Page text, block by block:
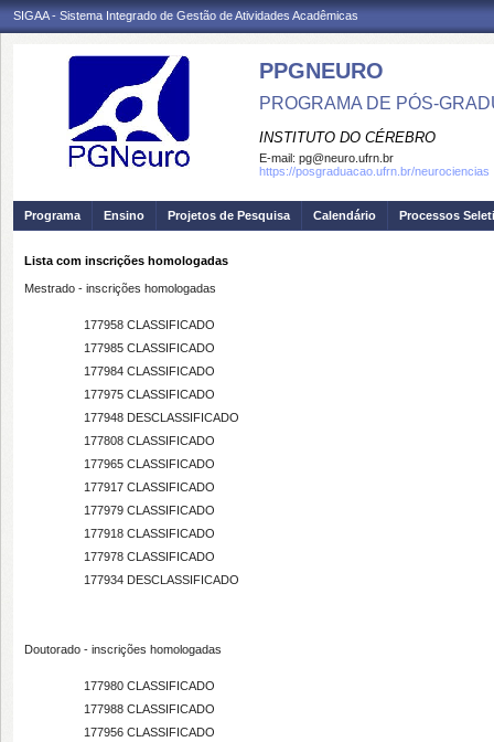
SIGAA - Sistema Integrado de Gestão de Atividades Acadêmicas
PPGNEURO
PROGRAMA DE PÓS-
INSTITUTO DO CÉREBRO
E-mail: pg@neuro.ufrn.br
https://posgraduacao.ufrn.br/neurociencias
Programa Ensino Projetos de Pesquisa Calendário Processos
Lista com inscrições homologadas
Mestrado - inscrições homologadas
177958 CLASSIFICADO
177985 CLASSIFICADO
177984 CLASSIFICADO
177975 CLASSIFICADO
177948 DESCLASSIFICADO
177808 CLASSIFICADO
177965 CLASSIFICADO
177917 CLASSIFICADO
177979 CLASSIFICADO
177918 CLASSIFICADO
177978 CLASSIFICADO
177934 DESCLASSIFICADO
Doutorado - inscrições homologadas
177980 CLASSIFICADO
177988 CLASSIFICADO
177956 CLASSIFICADO